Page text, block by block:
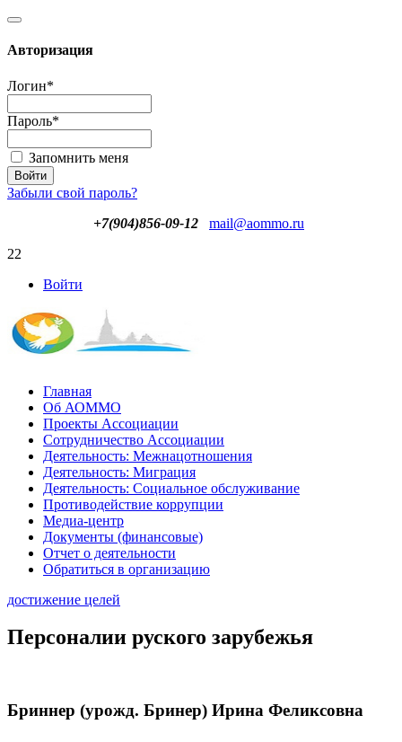
Авторизация
Логин*
Пароль*
Запомнить меня
Забыли свой пароль?
+7(904)856-09-12
mail@aommo.ru
22
Войти
Главная
Об АОММО
Проекты Ассоциации
Сотрудничество Ассоциации
Деятельность: Межнацотношения
Деятельность: Миграция
Деятельность: Социальное обслуживание
Противодействие коррупции
Медиа-центр
Документы (финансовые)
Отчет о деятельности
Обратиться в организацию
достижение целей
Персоналии руского зарубежья
Бриннер (урожд. Бринер) Ирина Феликсовна